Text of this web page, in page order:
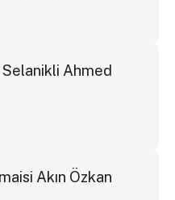
Ahmed
Akın Özkan